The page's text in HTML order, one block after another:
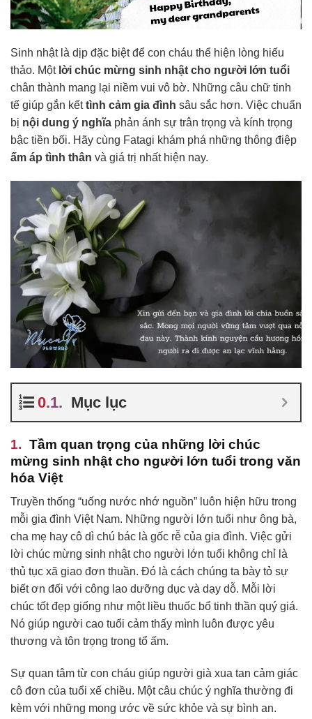
Sinh nhật là dịp đặc biệt để con cháu thể hiện lòng hiếu
thảo. Một lời chúc mừng sinh nhật cho người lớn tuổi
chân thành mang lại niềm vui vô bờ. Những câu chữ tinh
tế giúp gắn kếttình cảm gia đình sâu sắc hơn. Việc chuẩn
bị nội dung ý nghĩa phản ánh sự trân trọng và kính trọng
bậc tiền bối. Hãy cùng Fatagi khám phá những thông điệp
ấm áp tình thân và giá trị nhất hiện nay.
Mục lục
Tầm quan trọng của những lời chúc
mừng sinh nhật cho người lớn tuổi trong văn
hóa Việt
Truyền thống “uống nước nhớ nguồn” luôn hiện hữu trong
mỗi gia đình Việt Nam. Những người lớn tuổi như ông bà,
cha mẹ hay cô dì chú bác là gốc rễ của gia đình. Việc gửi
lời chúc mừng sinh nhật cho người lớn tuổi không chỉ là
thủ tục xã giao đơn thuần. Đó là cách chúng ta bày tỏ sự
biết ơn đối với công lao dưỡng dục và dạy dỗ. Mỗi lời
chúc tốt đẹp giống như một liều thuốc bổ tinh thần quý giá.
Nó giúp người cao tuổi cảm thấy mình luôn được yêu
thương và tôn trọng trong tổ ấm.
Sự quan tâm từ con cháu giúp người già xua tan cảm giác
cô đơn của tuổi xế chiều. Một câu chúc ý nghĩa thường đi
kèm với những mong ước về sức khỏe và sự bình an.